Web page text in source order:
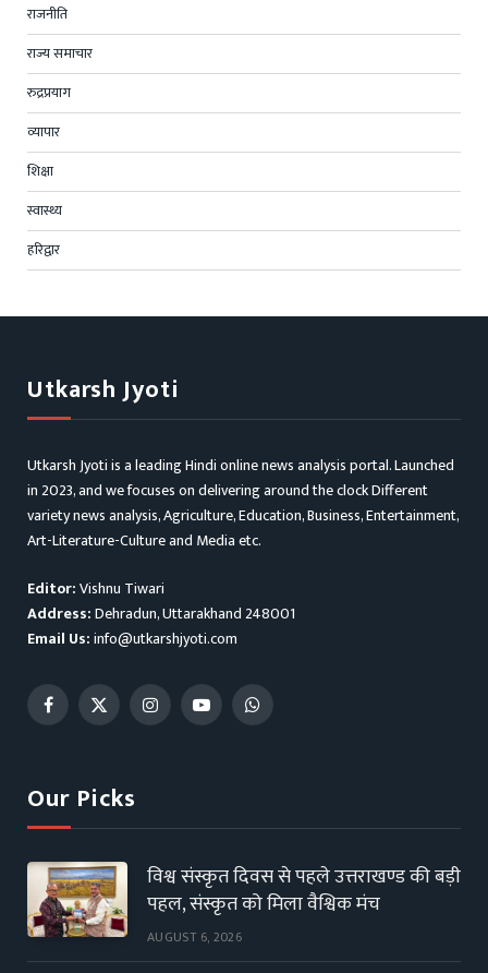
राजनीति
राज्य समाचार
रुद्रप्रयाग
व्यापार
शिक्षा
स्वास्थ्य
हरिद्वार
Utkarsh Jyoti
Utkarsh Jyoti is a leading Hindi online news analysis portal. Launched
in 2023, and we focuses on delivering around the clock Different
variety news analysis, Agriculture, Education, Business, Entertainment,
Art-Literature-Culture and Media etc.
Editor:Vishnu Tiwari
Address:Dehradun, Uttarakhand 248001
Email Us:info@utkarshjyoti.com
Facebook
X
InstagramYouTubeWhatsApp
Our Picks
विश्व संस्कृत दिवस से पहले उत्तराखण्ड की बड़ी
पहल, संस्कृत को मिला वैश्विक मंच
AUGUST 6, 2026